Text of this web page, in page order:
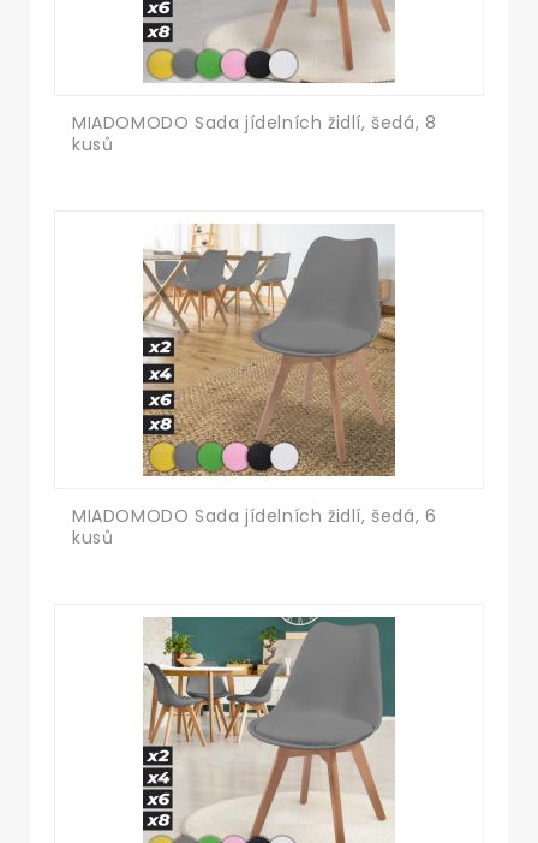
MIADOMODO Sada jídelních židlí, šedá, 8
kusů
MIADOMODO Sada jídelních židlí, šedá, 6
kusů